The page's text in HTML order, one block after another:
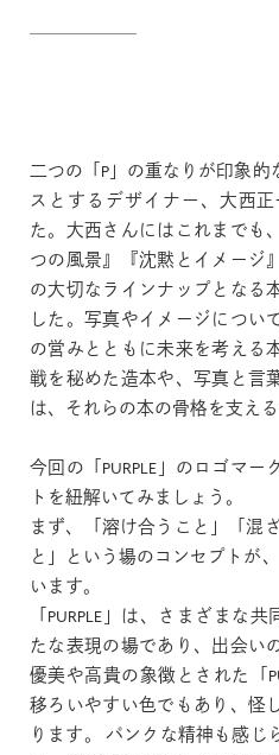
二つの「P」の重なりが印象的
スとするデザイナー、大西
た。大西さんにはこれまでも
つの風景』『沈黙とイメージ
の大切なラインナップとなる
した。写真やイメージについ
の営みとともに未来を考える
戦を秘めた造本や、写真と言
は、それらの本の骨格を支える
今回の「PURPLE」のロゴマ
トを紐解いてみましょう。
まず、「溶け合うこと」「混
と」という場のコンセプトが
います。
「PURPLE」は、さまざまな
たな表現の場であり、出会い
優美や高貴の象徴とされた「
移ろいやすい色でもあり、怪
ります。 パンクな精神も感じ